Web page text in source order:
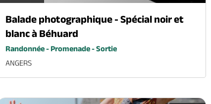
Balade photographique - Spécial noir et
blanc à Béhuard
Randonnée - Promenade - Sortie
ANGERS